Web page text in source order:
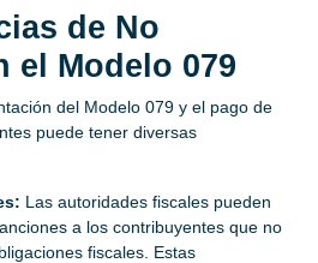
de No
el Modelo 079
del Modelo 079 y el pago de
puede tener diversas
Las autoridades fiscales pueden
a los contribuyentes que no
fiscales. Estas